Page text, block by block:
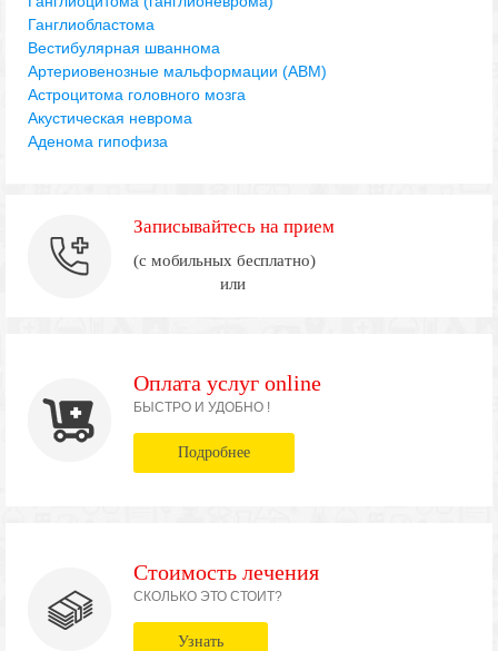
Ганглиобластома
Вестибулярная шваннома
Артериовенозные мальформации (АВМ)
Астроцитома головного мозга
Акустическая неврома
Аденома гипофиза
Записывайтесь на прием
(с мобильных бесплатно)
или
Оплата услуг online
БЫСТРО И УДОБНО !
Подробнее
Стоимость лечения
СКОЛЬКО ЭТО СТОИТ?
Узнать